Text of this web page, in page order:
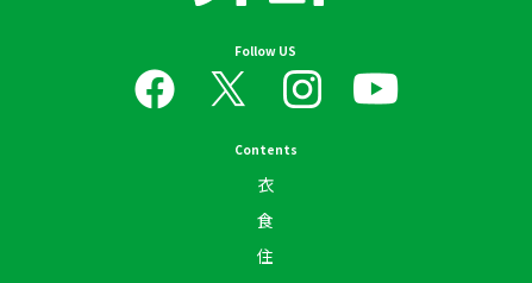
Follow US
Contents
衣
食
住